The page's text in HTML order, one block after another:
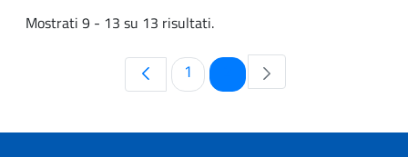
Mostrati 9 - 13 su 13 risultati.
Pagina
1 Pagina